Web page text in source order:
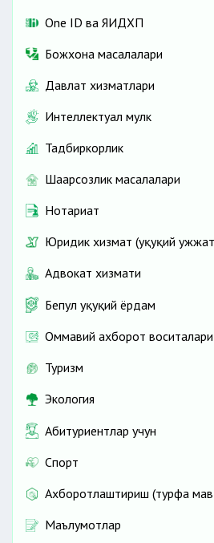
One ID ва ЯИДХП
Божхона масалалари
Давлат хизматлари
Интеллектуал мулк
Тадбиркорлик
Шаҳарсозлик масалалари
Нотариат
Юридик хизмат (ҳуқуқий
Адвокат хизмати
Бепул ҳуқуқий ёрдам
Оммавий ахборот воситалари
Туризм
Экология
Абитуриентлар учун
Спорт
Ахборотлаштириш (турфа
Маълумотлар